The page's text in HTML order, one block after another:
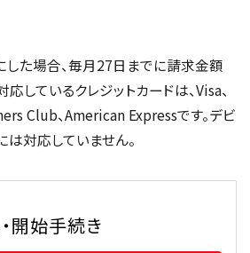
した場合、毎月27日までに請求金額
しているクレジットカードは、Visa、
Club、American Expressです。デビ
は対応していません。
開始手続き